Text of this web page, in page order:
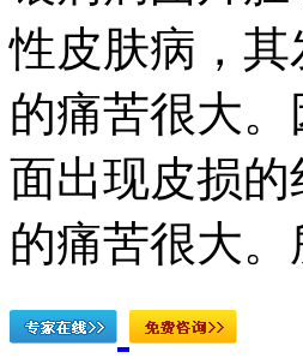
性皮肤病，
的痛苦很大
面出现皮损
的痛苦很大